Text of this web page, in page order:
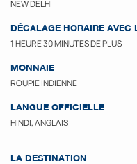
NEW DELHI
DÉCALAGE HORAIRE AVEC
1 HEURE 30 MINUTES DE PLUS
MONNAIE
ROUPIE INDIENNE
LANGUE OFFICIELLE
HINDI, ANGLAIS
LA DESTINATION